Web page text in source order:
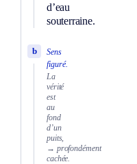
d’eau
souterraine.
Sens
figuré.
b
La
vérité
est
au
fond
d’un
puits,
→ profondément
cachée.